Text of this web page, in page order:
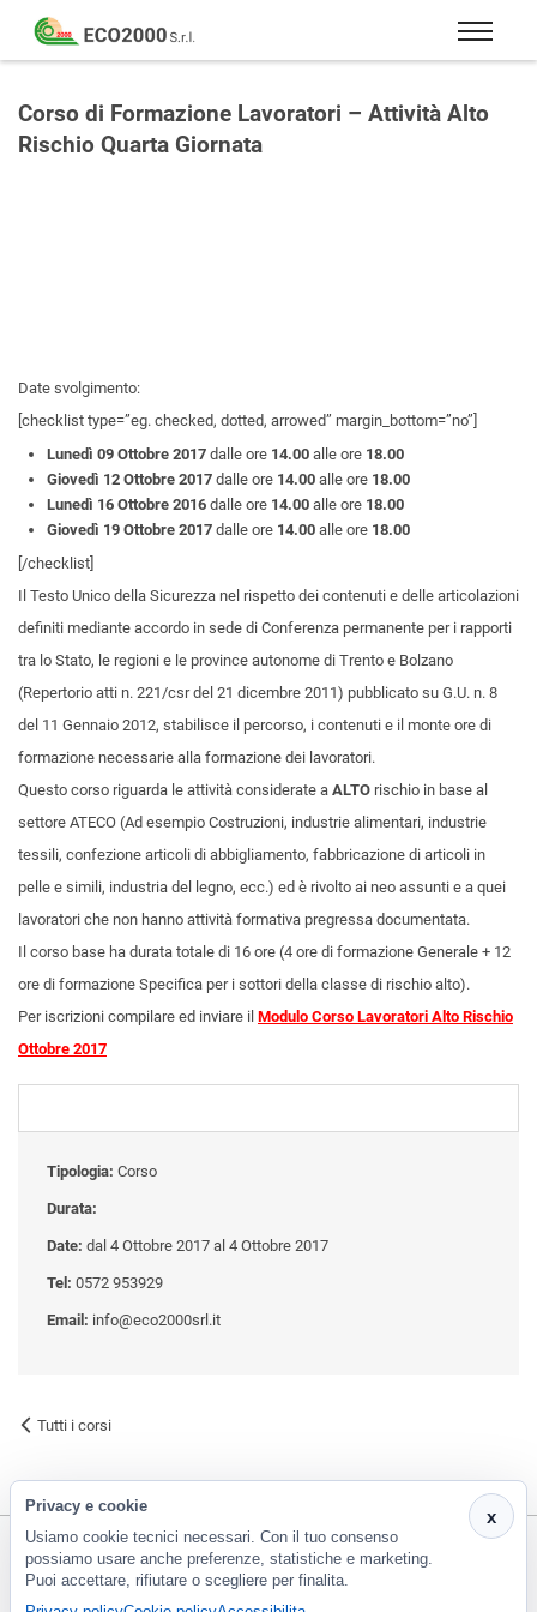
Eco
2000
Formazione
consulenza
per
Corso di Formazione Lavoratori – Attività Alto
Rischio Quarta Giornata
Date svolgimento:
[checklist type=”eg. checked, dotted, arrowed” margin_bottom=”no”]
Lunedì 09 Ottobre 2017 dalle ore 14.00 alle ore 18.00
Giovedì 12 Ottobre 2017 dalle ore 14.00 alle ore 18.00
Lunedì 16 Ottobre 2016 dalle ore 14.00 alle ore 18.00
Giovedì 19 Ottobre 2017 dalle ore 14.00 alle ore 18.00
[/checklist]
Il Testo Unico della Sicurezza nel rispetto dei contenuti e delle articolazioni
definiti mediante accordo in sede di Conferenza permanente per i rapporti
tra lo Stato, le regioni e le province autonome di Trento e Bolzano
(Repertorio atti n. 221/csr del 21 dicembre 2011) pubblicato su G.U. n. 8
del 11 Gennaio 2012, stabilisce il percorso, i contenuti e il monte ore di
formazione necessarie alla formazione dei lavoratori.
Questo corso riguarda le attività considerate a ALTO rischio in base al
settore ATECO (Ad esempio Costruzioni, industrie alimentari, industrie
tessili, confezione articoli di abbigliamento, fabbricazione di articoli in
pelle e simili, industria del legno, ecc.) ed è rivolto ai neo assunti e a quei
lavoratori che non hanno attività formativa pregressa documentata.
Il corso base ha durata totale di 16 ore (4 ore di formazione Generale + 12
ore di formazione Specifica per i sottori della classe di rischio alto).
Per iscrizioni compilare ed inviare il Modulo Corso Lavoratori Alto Rischio
Ottobre 2017
Tipologia: Corso
Durata:
Date: dal 4 Ottobre 2017 al 4 Ottobre 2017
Tel: 0572 953929
Email: info@eco2000srl.it
Tutti i corsi
CF e P.Iva 01266420478 - REA: PT-188663 | Via Risorgimento, 548 - Monsummano Terme (PT) | 0572
953929
x
Privacy e cookie
Usiamo cookie tecnici necessari. Con il tuo consenso
possiamo usare anche preferenze, statistiche e marketing.
Puoi accettare, rifiutare o scegliere per finalita.